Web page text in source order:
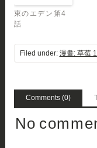
東のエデン第4
話
Filed under: 漫畫: 草莓
Comments (0)
No